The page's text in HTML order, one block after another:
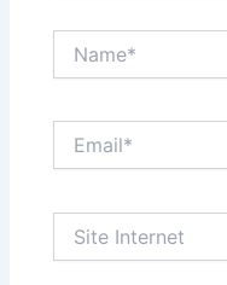
Internet